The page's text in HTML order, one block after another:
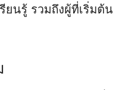
ยนรู้ รวมถึงผู้ที่เริ่มต้น